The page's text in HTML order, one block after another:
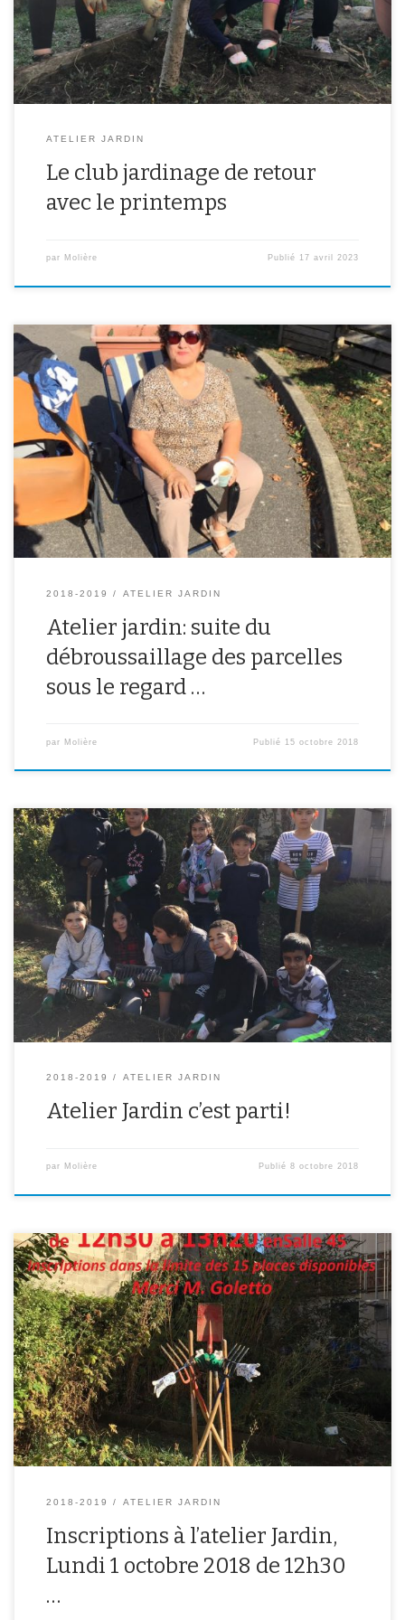
à insectes. A suivre !
ATELIER JARDIN
Le club jardinage de retour
avec le printemps
par Molière Publié 17 avril 2023
2018-2019 ATELIER JARDIN
Atelier jardin: suite du
débroussaillage des parcelles
sous le regard …
par Molière Publié 15 octobre 2018
L’atelier jardin a débuté ce lundi avec un gros travail de
débroussaillage. A suivre…
2018-2019 ATELIER JARDIN
Atelier Jardin c’est parti!
par Molière Publié8 octobre 2018
L’atelier Jardin aura lieu tous les lundis de 12h40 à 13h20
d’octobre à décembre puis de mars à juin. Inscriptions pour les
élèves demi-pensionnaire auprès en salle 45 le lundi 1 octobre
2018 de 12h30 à 13h20.
2018-2019 ATELIER JARDIN
Inscriptions à l’atelier Jardin,
Lundi 1 octobre 2018 de 12h30
…